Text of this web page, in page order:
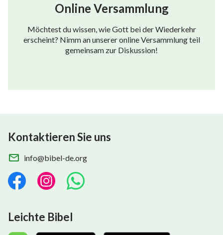
Online Versammlung
Möchtest du wissen, wie Gott bei der Wiederkehr
erscheint? Nimm an unserer online Versammlung teil
gemeinsam zur Diskussion!
Kontaktieren Sie uns
info@bibel-de.org
Leichte Bibel